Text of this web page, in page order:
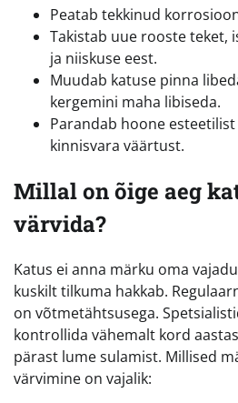
Peatab tekkinud
Takistab uue rooste teket,
ja niiskuse eest.
Muudab katuse pinna
kergemini maha libiseda.
Parandab hoone
kinnisvara väärtust.
Millal on õige aeg
värvida?
Katus ei anna märku oma
kuskilt tilkuma hakkab.
on võtmetähtsusega.
kontrollida vähemalt kord
pärast lume sulamist. Millised
värvimine on vajalik: